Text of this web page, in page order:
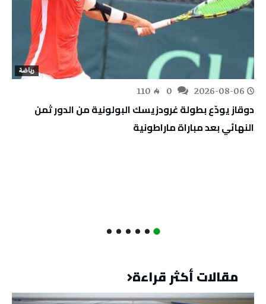
رياضة
2026-08-06
110
دوقاز يودّع بطولة غرودزيسك البولونية من الدور ثمن
النهائي بعد مباراة ماراطونية
مقالات أكثر قراءة